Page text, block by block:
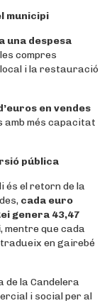
municipi
una despesa
compres
i la restauració
en vendes
amb més capacitat
pública
és el retorn de la
cada euro
genera 43,47
, mentre que cada
en gairebé
de la Candelera
i social per al